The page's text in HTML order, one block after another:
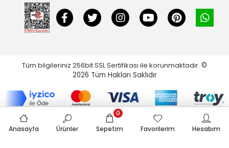
Tüm bilgileriniz 256bit SSL Sertifikası ile korunmaktadır. ©
2026 Tüm Hakları Saklıdır
Anasayfa Ürünler Sepetim
0
Favorilerim
Hesabım